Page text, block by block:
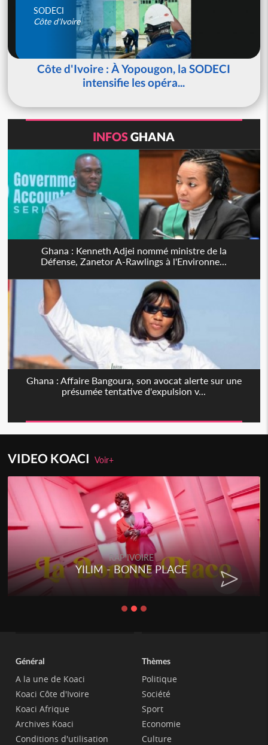
SODECI
Côte d'Ivoire
Côte d'Ivoire : À Yopougon, la SODECI
intensifie les opéra...
INFOSGHANA
Ghana : Kenneth Adjei nommé ministre de la
Défense, Zanetor A-Rawlings à l'Environne...
Ghana : Affaire Bangoura, son avocat alerte sur une
présumée tentative d'expulsion v...
VIDEO KOACIVoir+
RAP IVOIRE
YILIM - BONNE PLACE
Général
A la une de Koaci
Koaci Côte d'Ivoire
Koaci Afrique
Archives Koaci
Conditions d'utilisation
Thèmes
Politique
Société
Sport
Economie
Culture